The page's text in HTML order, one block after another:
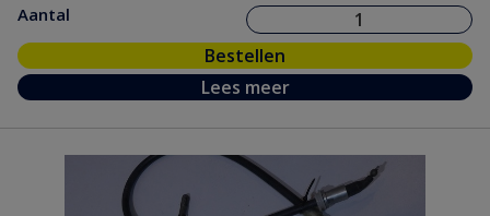
Aantal
Bestellen
Lees meer